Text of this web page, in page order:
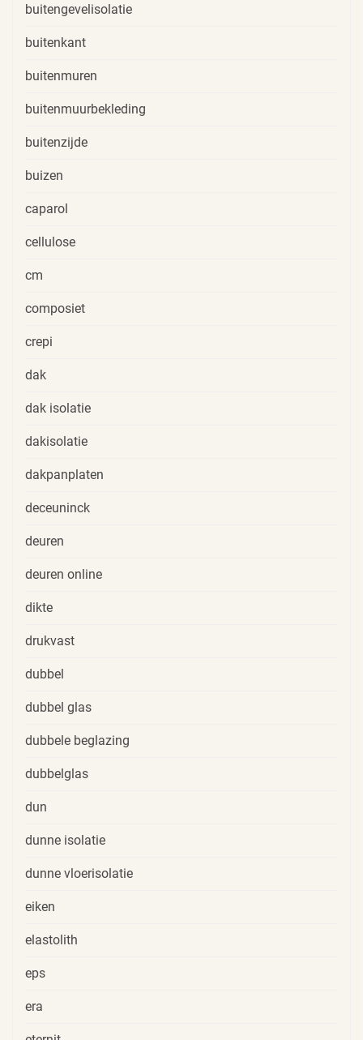
buitengevelisolatie
buitenkant
buitenmuren
buitenmuurbekleding
buitenzijde
buizen
caparol
cellulose
cm
composiet
crepi
dak
dak isolatie
dakisolatie
dakpanplaten
deceuninck
deuren
deuren online
dikte
drukvast
dubbel
dubbel glas
dubbele beglazing
dubbelglas
dun
dunne isolatie
dunne vloerisolatie
eiken
elastolith
eps
era